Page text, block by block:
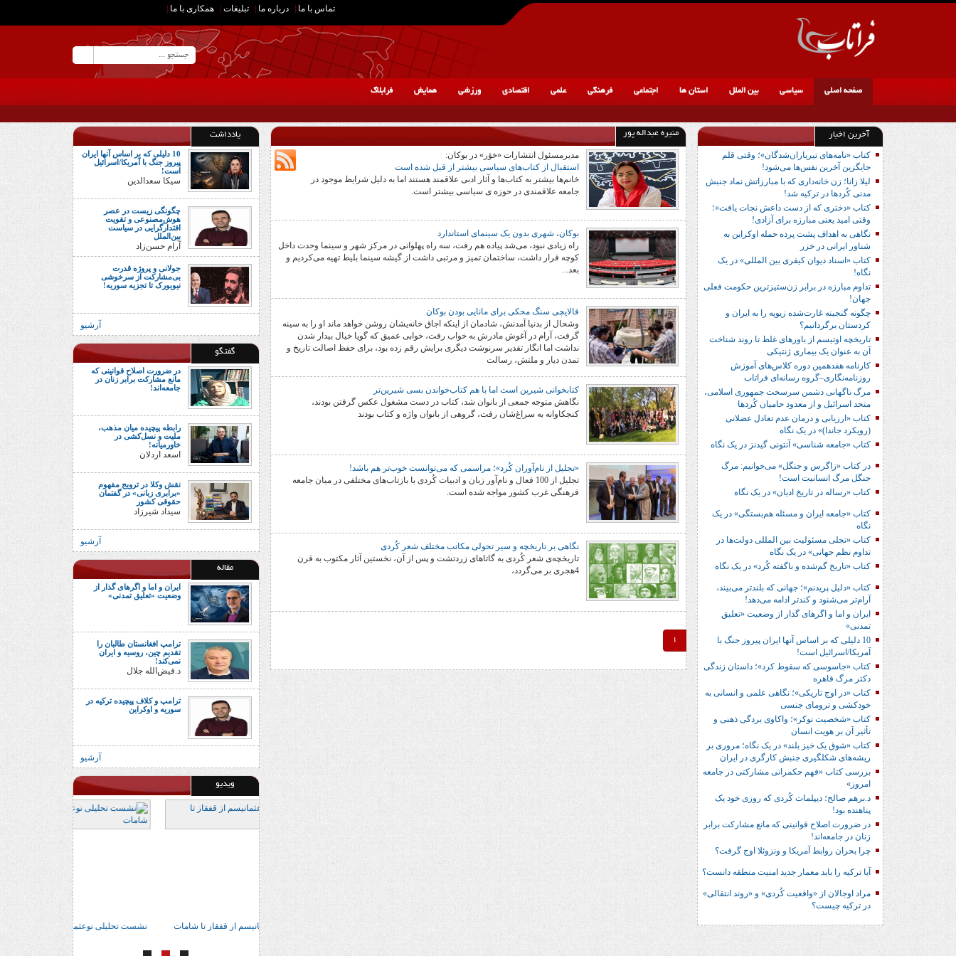
تماس با ما درباره ما تبلیغات همکاری با ما
صفحه اصلی سیاسی بین الملل استان ها اجتماعی فرهنگی علمی اقتصادی ورزشی همایش فرابلاگ
آخرین اخبار
کتاب «نامه‌های تیرباران‌شدگان»؛ وقتی قلم
جایگزین آخرین نفس‌ها می‌شود!
لیلا زانا؛ زن خانه‌داری که با مبارزاتش نماد جنبش
مدنی کُردها در ترکیه شد!
کتاب «دختری که از دست داعش نجات یافت»؛
وقتی امید یعنی مبارزه برای آزادی!
نگاهی به اهداف پشت پرده حمله اوکراین به
شناور ایرانی در خزر
کتاب «اسناد دیوان کیفری بین المللی» در یک
نگاه!
تداوم مبارزه در برابر زن‌ستیزترین حکومت فعلی
جهان!
چگونه گنجینه غارت‌شده زیویه را به ایران و
کردستان برگردانیم؟
تاریخچه اوتیسم از باورهای غلط تا روند شناخت
آن به عنوان یک بیماری ژنتیکی
کارنامه هفدهمین دوره کلاس‌های آموزش
روزنامه‌نگاری–گروه رسانه‌ای فراتاب
مرگ ناگهانی دشمن سرسخت جمهوری اسلامی،
متحد اسرائیل و از معدود حامیان کُردها
کتاب «ارزیابی و درمان عدم تعادل عضلانی
(رویکرد جاندا)» در یک نگاه
کتاب «جامعه شناسی» آنتونی گیدنز در یک نگاه
در کتاب «زاگرس و جنگل» می‌خوانیم: مرگ
جنگل مرگ انسانیت است!
کتاب «رساله در تاریخ ادیان» در یک نگاه
کتاب «جامعه ایران و مسئله هم‌بستگی» در یک
نگاه
کتاب «تجلی مسئولیت بین المللی دولت‌ها در
تداوم نظم جهانی» در یک نگاه
کتاب «تاریخ گم‌شده و ناگفته کُرد» در یک نگاه
کتاب «دلیل پریدنم»؛ جهانی که بلندتر می‌بیند،
آرام‌تر می‌شنود و کندتر ادامه می‌دهد!
ایران و اما و اگرهای گذار از وضعیت «تعلیق
تمدنی»
10 دلیلی که بر اساس آنها ایران پیروز جنگ با
آمریکا/اسرائیل است!
کتاب «جاسوسی که سقوط کرد»؛ داستان زندگی
دکتر مرگ قاهره
کتاب «در اوج تاریکی»؛ نگاهی علمی و انسانی به
خودکشی و ترومای جنسی
کتاب «شخصیت نوکر»؛ واکاوی بردگی ذهنی و
تأثیر آن بر هویت انسان
کتاب «شوق یک خیز بلند» در یک نگاه؛ مروری بر
ریشه‌های شکل‎گیری جنبش کارگری در ایران
بررسی کتاب «فهم حکمرانی مشارکتی در جامعه
امروز»
د.برهم صالح؛ دیپلمات کُردی که روزی خود یک
پناهنده بود!
در ضرورت اصلاح قوانینی که مانع مشارکت برابر
زنان در جامعه‌اند!
چرا بحران روابط آمریکا و ونزوئلا اوج گرفت؟
آیا ترکیه را باید معمار جدید امنیت منطقه دانست؟
مراد اوجالان از «واقعیت کُردی» و «روند انتقالی»
در ترکیه چیست؟
منیره عبداله پور
مدیرمسئول انتشارات «خۆر» در بوکان:
استقبال از کتاب‌های سیاسی بیشتر از قبل شده است
خانم‌ها بیشتر به کتاب‌ها و آثار ادبی علاقمند هستند اما به دلیل شرایط موجود در
جامعه علاقمندی در حوزه ی سیاسی بیشتر است.
بوکان، شهری بدون یک سینمای استاندارد
راە زیادی نبود، می‌شد پیادە هم رفت، سه راە پهلوانی در مرکز شهر و سینما وحدت داخل
کوچە قرار داشت، ساختمان تمیز و مرتبی داشت از گیشە سینما بلیط تهیه می‌کردیم و
بعد...
قالایچی سنگ محکی برای مانایی بودن بوکان
وشحال از بدنیا آمدنش، شادمان از اینکه اجاق خانه‌یشان روشن خواهد ماند او را بە سینە
گرفت، آرام در آغوش مادرش به خواب رفت، خوابی عمیق که گویا خیال بیدار شدن
نداشت اما انگار تقدیر سرنوشت دیگری برایش رقم زده بود، برای حفظ اصالت تاریخ و
تمدن دیار و ملتش، رسالت
کتابخوانی شیرین است اما با هم کتاب‌خواندن بسی شیرین‌تر
نگاهش متوجه جمعی از بانوان شد، کتاب در دست مشغول عکس گرفتن بودند،
کنجکاوانه به سراغ‌شان رفت، گروهی از بانوان واژه و کتاب بودند
«تجلیل از نام‌آوران کُرد»؛ مراسمی که می‌توانست خوب‌تر هم باشد!
تجلیل از 100 فعال و نام‌آور زبان و ادبیات کُردی با بازتاب‌های مختلفی در میان جامعه
فرهنگی غرب کشور مواجه شده است.
نگاهی بر تاریخچە و سیر تحولی مکاتب مختلف شعر کُردی
تاریخچەی شعر کُردی بە گاتاهای زردتشت و پس از آن، نخستین آثار مکتوب به قرن
4هجری بر می‌گردد،
1
یادداشت
10 دلیلی که بر اساس آنها ایران
پیروز جنگ با آمریکا/اسرائیل
است!
سیکا سعدالدین
چگونگی زیست در عصر
هوش‌مصنوعی و تقویت
اقتدارگرایی در سیاست
بین‌الملل
آرام حسن‌زاد
جولانی و پروژه قدرت
بی‌مشارکت از سرخوشی
نیویورک تا تجزیه سوریه!
آرشیو
گفتگو
در ضرورت اصلاح قوانینی که
مانع مشارکت برابر زنان در
جامعه‌اند!
رابطه پیچیده میان مذهب،
ملیت و نسل‌کشی در
خاورمیانه!
اسعد اردلان
نقش وکلا در ترویج مفهوم
«برابری زبانی» در گفتمان
حقوقی کشور
سیداد شیرزاد
آرشیو
مقاله
ایران و اما و اگرهای گذار از
وضعیت «تعلیق تمدنی»
ترامپ افغانستان طالبان را
تقدیم چین، روسیه و ایران
نمی‌کند!
د.فیض‌الله جلال
ترامپ و کلاف پیچیده ترکیه در
سوریه و اوکراین
آرشیو
ویدیو
نشست تحلیلی نشست تحلیلی نوعثمانیسم از قفقاز تا شامات تحلیل بحران یمن در گفتوگو با منصور براتی